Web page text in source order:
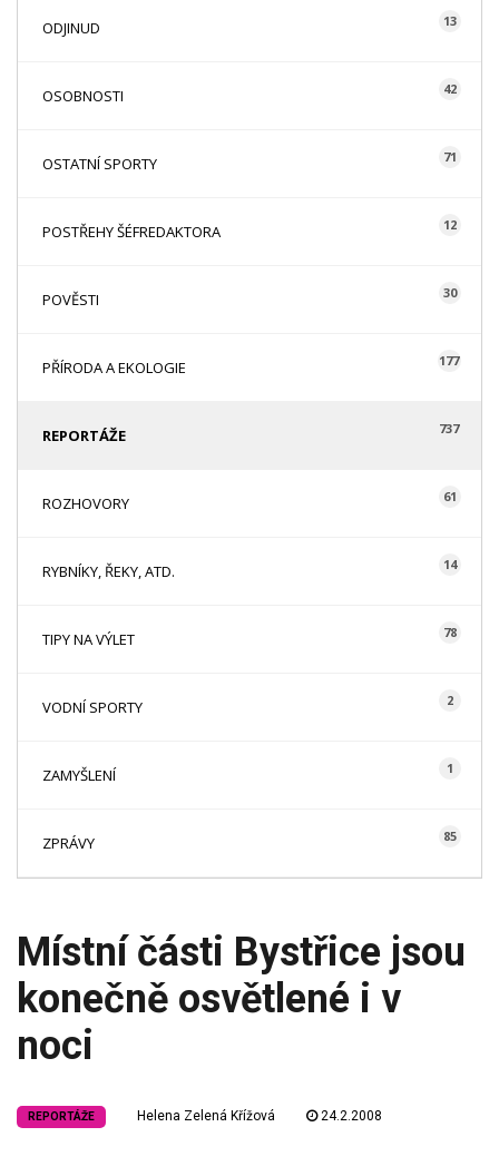
ODJINUD 13
OSOBNOSTI 42
OSTATNÍ SPORTY 71
POSTŘEHY ŠÉFREDAKTORA 12
POVĚSTI 30
PŘÍRODA A EKOLOGIE 177
REPORTÁŽE 737
ROZHOVORY 61
RYBNÍKY, ŘEKY, ATD. 14
TIPY NA VÝLET 78
VODNÍ SPORTY 2
ZAMYŠLENÍ 1
ZPRÁVY 85
Místní části Bystřice jsou
konečně osvětlené i v
noci
REPORTÁŽE Helena Zelená Křížová 24.2.2008